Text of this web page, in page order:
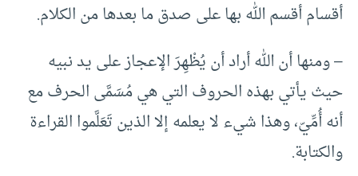
أقسام أقسم الله بها على صدق ما بعدها من الكلام.
– ومنها أن الله أراد أن يُظْهِرَ الإعجاز على يد نبيه
حيث يأتي بهذه الحروف التي هي مُسَمَّى الحرف مع
أنه أُمِّيّ، وهذا شيء لا يعلمه إلا الذين تَعَلَّموا القراءة
والكتابة.